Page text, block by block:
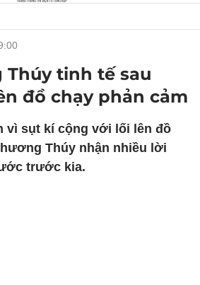
Thúy tinh tế sau
đồ chạy phản cảm
vì sụt kí cộng với lối lên đồ
Thúy nhận nhiều lời
trước kia.